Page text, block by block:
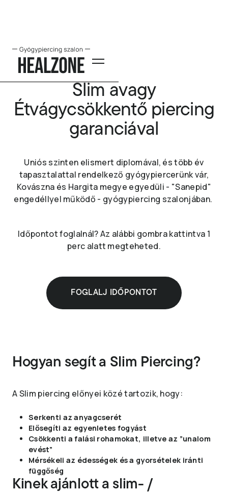
Slim avagy
Étvágycsökkentő piercing
garanciával
Uniós szinten elismert diplomával, és több év
tapasztalattal rendelkező gyógypiercerünk vár,
Kovászna és Hargita megye egyedüli - "Sanepid"
engedéllyel működő - gyógypiercing szalonjában.
Időpontot foglalnál? Az alábbi gombra kattintva 1
perc alatt megteheted.
FOGLALJ IDŐPONTOT
Hogyan segít a Slim Piercing?
A Slim piercing előnyei közé tartozik, hogy:
Serkenti az anyagcserét
Elősegíti az egyenletes fogyást
Csökkenti a falási rohamokat, illetve az ”unalom
evést”
Mérsékeli az édességek és a gyorsételek iránti
függőség
Kinek ajánlott a slim- /